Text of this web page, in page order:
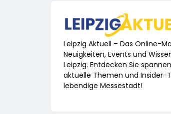
Leipzig Aktuell – Das Online-
Neuigkeiten, Events und
Leipzig. Entdecken Sie
aktuelle Themen und Insider-
lebendige Messestadt!